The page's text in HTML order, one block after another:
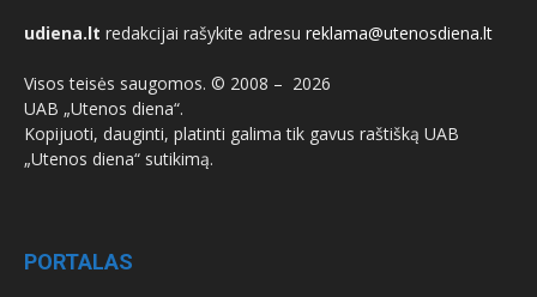
udiena.lt redakcijai rašykite adresu reklama@utenosdiena.lt
Visos teisės saugomos. © 2008 – 2026
UAB „Utenos diena“.
Kopijuoti, dauginti, platinti galima tik gavus raštišką UAB
„Utenos diena“ sutikimą.
PORTALAS